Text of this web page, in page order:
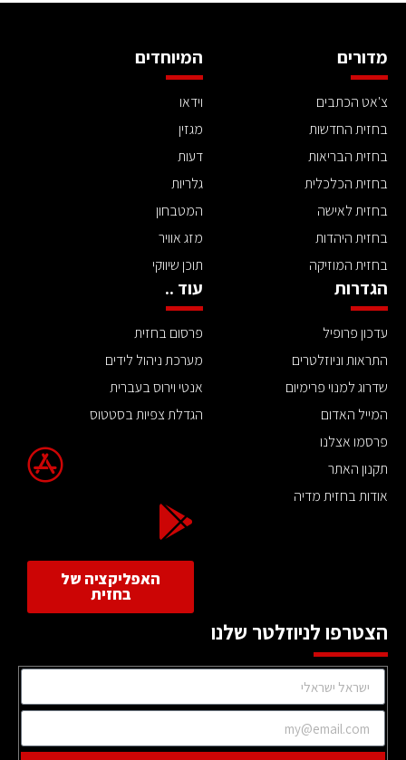
מדורים
צ'אט הכתבים
בחזית החדשות
בחזית הבריאות
בחזית הכלכלית
בחזית לאישה
בחזית היהדות
בחזית המוזיקה
המיוחדים
וידאו
מגזין
דעות
גלריות
המטבחון
מזג אוויר
תוכן שיווקי
הגדרות
עדכון פרופיל
התראות וניוזלטרים
שדרוג למנוי פרימיום
המייל האדום
פרסמו אצלנו
תקנון האתר
אודות בחזית מדיה
עוד ..
פרסום בחזית
מערכת ניהול לידים
אנטי וירוס בעברית
הגדלת צפיות בסטטוס
האפליקציה של
בחזית
הצטרפו לניוזלטר שלנו